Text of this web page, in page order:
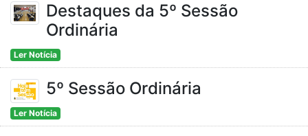
Destaques da 5º Sessão
Ordinária
Ler Notícia
5º Sessão Ordinária
Ler Notícia